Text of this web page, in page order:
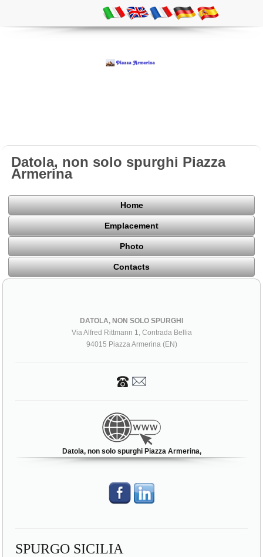
Datola, non solo spurghi Piazza
Armerina
Home
Emplacement
Photo
Contacts
DATOLA, NON SOLO SPURGHI
Via Alfred Rittmann 1, Contrada Bellia
94015 Piazza Armerina (EN)
Datola, non solo spurghi Piazza Armerina,
SPURGO SICILIA